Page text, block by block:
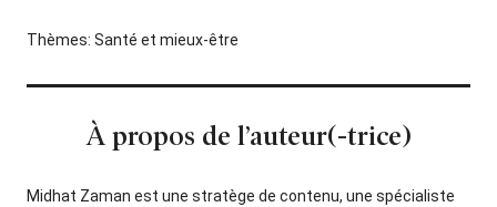
Thèmes: Santé et mieux-être
À propos de l’auteur(-trice)
Midhat Zaman est une stratège de contenu, une spécialiste